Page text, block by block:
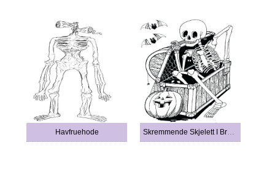
Havfruehode Skremmende Skjelett I Brystet